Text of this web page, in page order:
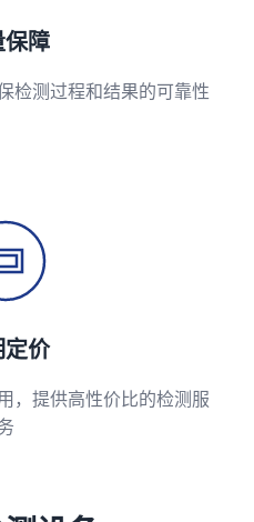
保障
检测过程和结果的可靠性
定价
，提供高性价比的检测服